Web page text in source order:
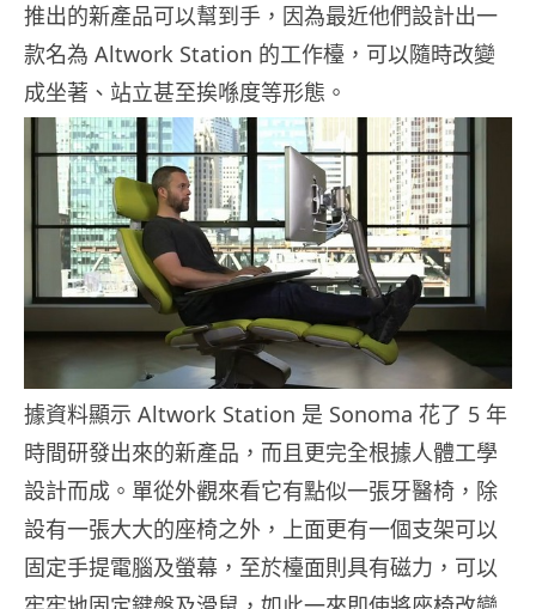
推出的新產品可以幫到手，因為最近他們設計出一
款名為 Altwork Station 的工作檯，可以隨時改變
成坐著、站立甚至挨喺度等形態。
據資料顯示 Altwork Station 是 Sonoma 花了 5 年
時間研發出來的新產品，而且更完全根據人體工學
設計而成。單從外觀來看它有點似一張牙醫椅，除
設有一張大大的座椅之外，上面更有一個支架可以
固定手提電腦及螢幕，至於檯面則具有磁力，可以